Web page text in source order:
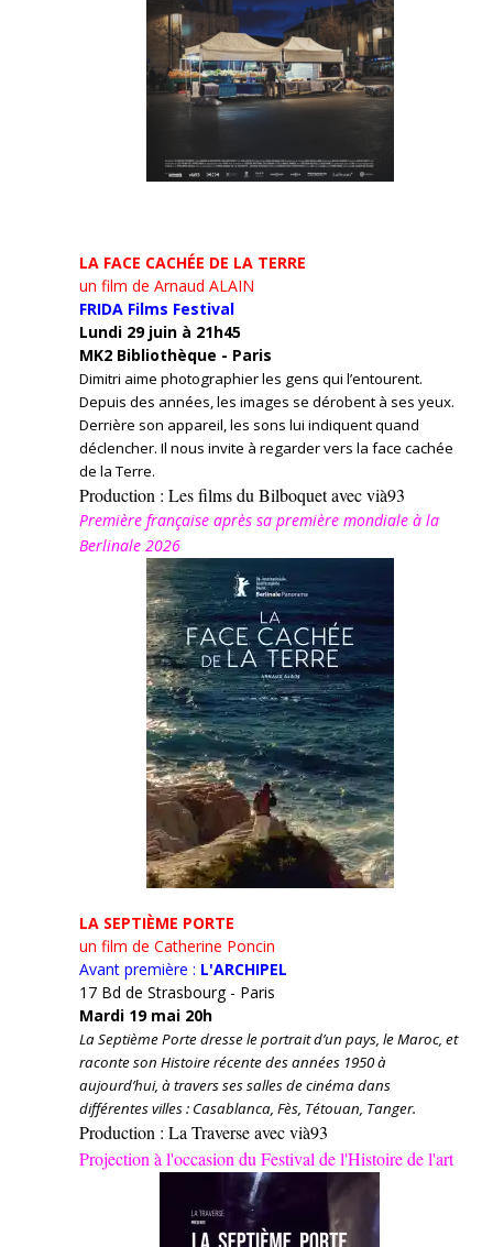
LA FACE CACHÉE DE LA TERRE
un film de Arnaud ALAIN
FRIDA Films Festival
Lundi 29 juin à 21h45
MK2 Bibliothèque - Paris
Dimitri aime photographier les gens qui l’entourent.
Depuis des années, les images se dérobent à ses yeux.
Derrière son appareil, les sons lui indiquent quand
déclencher. Il nous invite à regarder vers la face cachée
de la Terre.
Production : Les films du Bilboquet avec vià93
Première française après sa première mondiale à la
Berlinale 2026
LA SEPTIÈME PORTE
un film de Catherine Poncin
Avant première : L'ARCHIPEL
17 Bd de Strasbourg - Paris
Mardi 19 mai 20h
La Septième Porte dresse le portrait d’un pays, le Maroc, et
raconte son Histoire récente des années 1950 à
aujourd’hui, à travers ses salles de cinéma dans
différentes villes : Casablanca, Fès, Tétouan, Tanger.
Production : La Traverse avec vià93
Projection à l'occasion du Festival de l'Histoire de l'art